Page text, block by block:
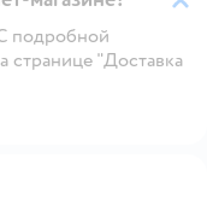
подробной
странице "Доставка